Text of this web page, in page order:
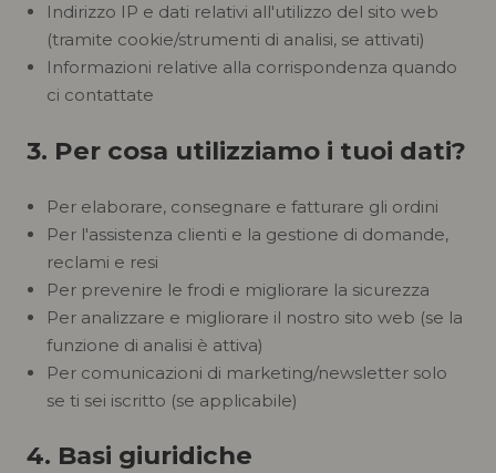
Indirizzo IP e dati relativi all'utilizzo del sito web
(tramite cookie/strumenti di analisi, se attivati)
Informazioni relative alla corrispondenza quando
ci contattate
3. Per cosa utilizziamo i tuoi dati?
Per elaborare, consegnare e fatturare gli ordini
Per l'assistenza clienti e la gestione di domande,
reclami e resi
Per prevenire le frodi e migliorare la sicurezza
Per analizzare e migliorare il nostro sito web (se la
funzione di analisi è attiva)
Per comunicazioni di marketing/newsletter solo
se ti sei iscritto (se applicabile)
4. Basi giuridiche